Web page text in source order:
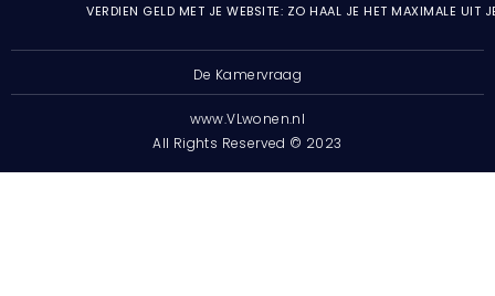
VERDIEN GELD MET JE WEBSITE: ZO HAAL JE HET MAXIMALE UIT
De Kamervraag
www.VLwonen.nl
All Rights Reserved © 2023